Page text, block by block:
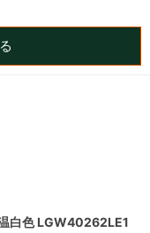
白色 LGW40262LE1